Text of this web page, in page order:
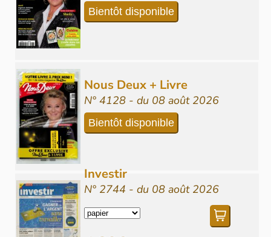
Bientôt disponible
Nous Deux + Livre
N° 4128 - du 08 août 2026
Bientôt disponible
Investir
N° 2744 - du 08 août 2026